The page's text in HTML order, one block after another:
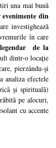
una mai bună
din
investighează
în care
de la
dintr-o locaţie
pierzându-şi
analiza efectele
şi spirituală)
pe alocuri,
cu accente